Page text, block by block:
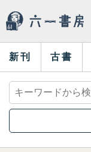
新刊 古書